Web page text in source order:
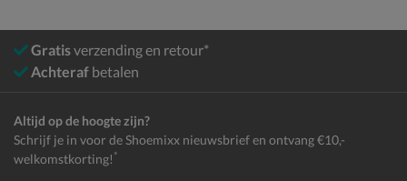
Gratisverzending en retour*
Achteraf betalen
Altijd op de hoogte zijn?
Schrijf je in voor de Shoemixx nieuwsbrief en ontvang €10,-
welkomstkorting! *